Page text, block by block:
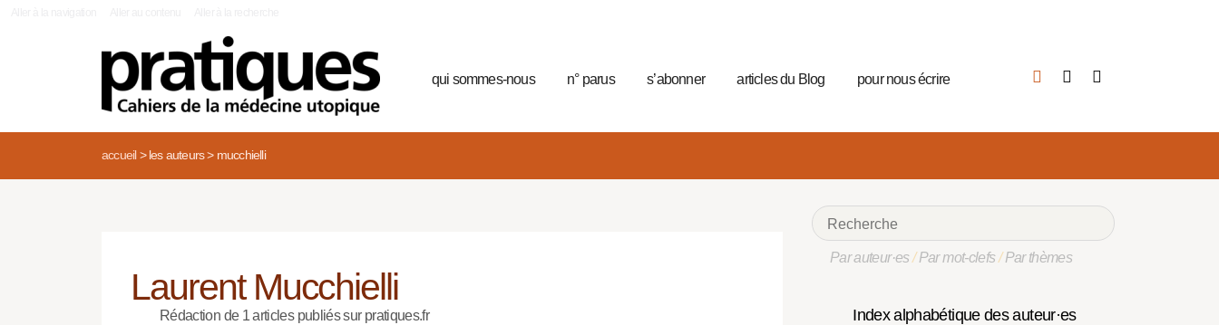
qui sommes-nous n° parus s’abonner articles du Blog pour nous écrire
accueil> les auteurs> mucchielli
Laurent Mucchielli
Rédaction de 1 articles publiés sur pratiques.fr
Par auteur·es/Par mot-clefs/Par thèmes
Index alphabétique des auteur·es